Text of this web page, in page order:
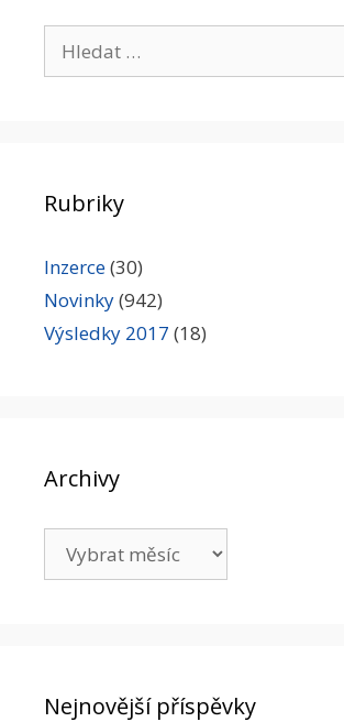
Rubriky
Inzerce(30)
Novinky(942)
Výsledky 2017 (18)
Archivy
Nejnovější příspěvky